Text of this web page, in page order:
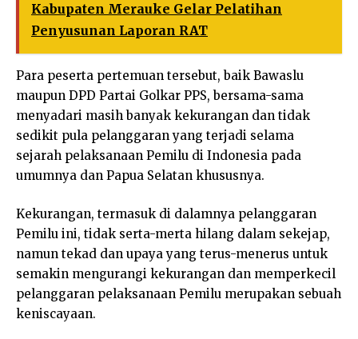
Kabupaten Merauke Gelar Pelatihan
Penyusunan Laporan RAT
Para peserta pertemuan tersebut, baik Bawaslu
maupun DPD Partai Golkar PPS, bersama-sama
menyadari masih banyak kekurangan dan tidak
sedikit pula pelanggaran yang terjadi selama
sejarah pelaksanaan Pemilu di Indonesia pada
umumnya dan Papua Selatan khususnya.
Kekurangan, termasuk di dalamnya pelanggaran
Pemilu ini, tidak serta-merta hilang dalam sekejap,
namun tekad dan upaya yang terus-menerus untuk
semakin mengurangi kekurangan dan memperkecil
pelanggaran pelaksanaan Pemilu merupakan sebuah
keniscayaan.